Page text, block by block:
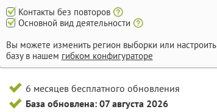
Контакты без повторов
Основной вид деятельности
Вы можете изменить регион выборки или настроить
базу в нашем гибком конфигураторе
6 месяцев бесплатного обновления
База обновлена: 07 августа 2026